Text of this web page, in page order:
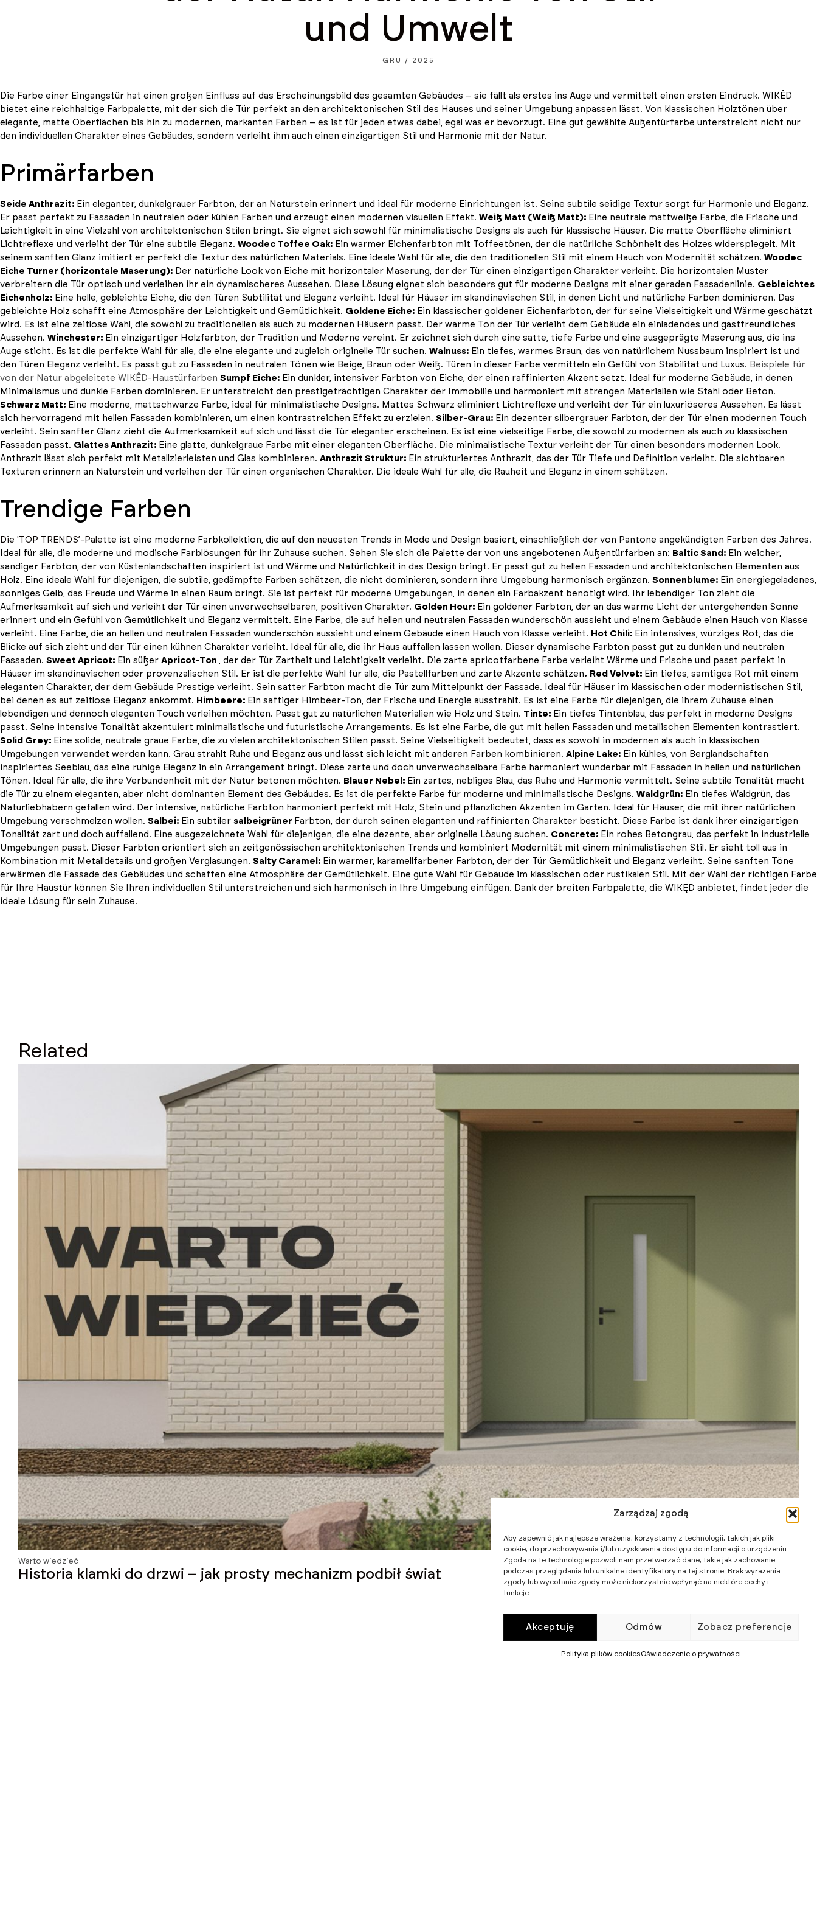
Zarządzaj zgodą
Aby zapewnić jak najlepsze wrażenia, korzystamy z technologii, takich jak pliki
cookie, do przechowywania i/lub uzyskiwania dostępu do informacji o urządzeniu.
Zgoda na te technologie pozwoli nam przetwarzać dane, takie jak zachowanie
podczas przeglądania lub unikalne identyfikatory na tej stronie. Brak wyrażenia
zgody lub wycofanie zgody może niekorzystnie wpłynąć na niektóre cechy i
funkcje.
Akceptuję Odmów Zobacz preferencje
Polityka plików cookiesOświadczenie o prywatności
und Umwelt
GRU / 2025
Die Farbe einer Eingangstür hat einen großen Einfluss auf das Erscheinungsbild des gesamten Gebäudes – sie fällt als erstes ins Auge und vermittelt einen ersten Eindruck. WIKÊD
bietet eine reichhaltige Farbpalette, mit der sich die Tür perfekt an den architektonischen Stil des Hauses und seiner Umgebung anpassen lässt. Von klassischen Holztönen über
elegante, matte Oberflächen bis hin zu modernen, markanten Farben – es ist für jeden etwas dabei, egal was er bevorzugt. Eine gut gewählte Außentürfarbe unterstreicht nicht nur
den individuellen Charakter eines Gebäudes, sondern verleiht ihm auch einen einzigartigen Stil und Harmonie mit der Natur.
Primärfarben
Seide Anthrazit: Ein eleganter, dunkelgrauer Farbton, der an Naturstein erinnert und ideal für moderne Einrichtungen ist. Seine subtile seidige Textur sorgt für Harmonie und Eleganz.
Er passt perfekt zu Fassaden in neutralen oder kühlen Farben und erzeugt einen modernen visuellen Effekt. Weiß Matt (Weiß Matt): Eine neutrale mattweiße Farbe, die Frische und
Leichtigkeit in eine Vielzahl von architektonischen Stilen bringt. Sie eignet sich sowohl für minimalistische Designs als auch für klassische Häuser. Die matte Oberfläche eliminiert
Lichtreflexe und verleiht der Tür eine subtile Eleganz. Woodec Toffee Oak: Ein warmer Eichenfarbton mit Toffeetönen, der die natürliche Schönheit des Holzes widerspiegelt. Mit
seinem sanften Glanz imitiert er perfekt die Textur des natürlichen Materials. Eine ideale Wahl für alle, die den traditionellen Stil mit einem Hauch von Modernität schätzen. Woodec
Eiche Turner (horizontale Maserung): Der natürliche Look von Eiche mit horizontaler Maserung, der der Tür einen einzigartigen Charakter verleiht. Die horizontalen Muster
verbreitern die Tür optisch und verleihen ihr ein dynamischeres Aussehen. Diese Lösung eignet sich besonders gut für moderne Designs mit einer geraden Fassadenlinie. Gebleichtes
Eichenholz: Eine helle, gebleichte Eiche, die den Türen Subtilität und Eleganz verleiht. Ideal für Häuser im skandinavischen Stil, in denen Licht und natürliche Farben dominieren. Das
gebleichte Holz schafft eine Atmosphäre der Leichtigkeit und Gemütlichkeit. Goldene Eiche: Ein klassischer goldener Eichenfarbton, der für seine Vielseitigkeit und Wärme geschätzt
wird. Es ist eine zeitlose Wahl, die sowohl zu traditionellen als auch zu modernen Häusern passt. Der warme Ton der Tür verleiht dem Gebäude ein einladendes und gastfreundliches
Aussehen. Winchester: Ein einzigartiger Holzfarbton, der Tradition und Moderne vereint. Er zeichnet sich durch eine satte, tiefe Farbe und eine ausgeprägte Maserung aus, die ins
Auge sticht. Es ist die perfekte Wahl für alle, die eine elegante und zugleich originelle Tür suchen. Walnuss: Ein tiefes, warmes Braun, das von natürlichem Nussbaum inspiriert ist und
den Türen Eleganz verleiht. Es passt gut zu Fassaden in neutralen Tönen wie Beige, Braun oder Weiß. Türen in dieser Farbe vermitteln ein Gefühl von Stabilität und Luxus. Beispiele für
von der Natur abgeleitete WIKÊD-Haustürfarben Sumpf Eiche: Ein dunkler, intensiver Farbton von Eiche, der einen raffinierten Akzent setzt. Ideal für moderne Gebäude, in denen
Minimalismus und dunkle Farben dominieren. Er unterstreicht den prestigeträchtigen Charakter der Immobilie und harmoniert mit strengen Materialien wie Stahl oder Beton.
Schwarz Matt: Eine moderne, mattschwarze Farbe, ideal für minimalistische Designs. Mattes Schwarz eliminiert Lichtreflexe und verleiht der Tür ein luxuriöseres Aussehen. Es lässt
sich hervorragend mit hellen Fassaden kombinieren, um einen kontrastreichen Effekt zu erzielen. Silber-Grau: Ein dezenter silbergrauer Farbton, der der Tür einen modernen Touch
verleiht. Sein sanfter Glanz zieht die Aufmerksamkeit auf sich und lässt die Tür eleganter erscheinen. Es ist eine vielseitige Farbe, die sowohl zu modernen als auch zu klassischen
Fassaden passt. Glattes Anthrazit: Eine glatte, dunkelgraue Farbe mit einer eleganten Oberfläche. Die minimalistische Textur verleiht der Tür einen besonders modernen Look.
Anthrazit lässt sich perfekt mit Metallzierleisten und Glas kombinieren. Anthrazit Struktur: Ein strukturiertes Anthrazit, das der Tür Tiefe und Definition verleiht. Die sichtbaren
Texturen erinnern an Naturstein und verleihen der Tür einen organischen Charakter. Die ideale Wahl für alle, die Rauheit und Eleganz in einem schätzen.
Trendige Farben
Die 'TOP TRENDS’-Palette ist eine moderne Farbkollektion, die auf den neuesten Trends in Mode und Design basiert, einschließlich der von Pantone angekündigten Farben des Jahres.
Ideal für alle, die moderne und modische Farblösungen für ihr Zuhause suchen. Sehen Sie sich die Palette der von uns angebotenen Außentürfarben an: Baltic Sand: Ein weicher,
sandiger Farbton, der von Küstenlandschaften inspiriert ist und Wärme und Natürlichkeit in das Design bringt. Er passt gut zu hellen Fassaden und architektonischen Elementen aus
Holz. Eine ideale Wahl für diejenigen, die subtile, gedämpfte Farben schätzen, die nicht dominieren, sondern ihre Umgebung harmonisch ergänzen. Sonnenblume: Ein energiegeladenes,
sonniges Gelb, das Freude und Wärme in einen Raum bringt. Sie ist perfekt für moderne Umgebungen, in denen ein Farbakzent benötigt wird. Ihr lebendiger Ton zieht die
Aufmerksamkeit auf sich und verleiht der Tür einen unverwechselbaren, positiven Charakter. Golden Hour: Ein goldener Farbton, der an das warme Licht der untergehenden Sonne
erinnert und ein Gefühl von Gemütlichkeit und Eleganz vermittelt. Eine Farbe, die auf hellen und neutralen Fassaden wunderschön aussieht und einem Gebäude einen Hauch von Klasse
verleiht. Eine Farbe, die an hellen und neutralen Fassaden wunderschön aussieht und einem Gebäude einen Hauch von Klasse verleiht. Hot Chili: Ein intensives, würziges Rot, das die
Blicke auf sich zieht und der Tür einen kühnen Charakter verleiht. Ideal für alle, die ihr Haus auffallen lassen wollen. Dieser dynamische Farbton passt gut zu dunklen und neutralen
Fassaden. Sweet Apricot: Ein süßer Apricot-Ton , der der Tür Zartheit und Leichtigkeit verleiht. Die zarte apricotfarbene Farbe verleiht Wärme und Frische und passt perfekt in
Häuser im skandinavischen oder provenzalischen Stil. Er ist die perfekte Wahl für alle, die Pastellfarben und zarte Akzente schätzen. Red Velvet: Ein tiefes, samtiges Rot mit einem
eleganten Charakter, der dem Gebäude Prestige verleiht. Sein satter Farbton macht die Tür zum Mittelpunkt der Fassade. Ideal für Häuser im klassischen oder modernistischen Stil,
bei denen es auf zeitlose Eleganz ankommt. Himbeere: Ein saftiger Himbeer-Ton, der Frische und Energie ausstrahlt. Es ist eine Farbe für diejenigen, die ihrem Zuhause einen
lebendigen und dennoch eleganten Touch verleihen möchten. Passt gut zu natürlichen Materialien wie Holz und Stein. Tinte: Ein tiefes Tintenblau, das perfekt in moderne Designs
passt. Seine intensive Tonalität akzentuiert minimalistische und futuristische Arrangements. Es ist eine Farbe, die gut mit hellen Fassaden und metallischen Elementen kontrastiert.
Solid Grey: Eine solide, neutrale graue Farbe, die zu vielen architektonischen Stilen passt. Seine Vielseitigkeit bedeutet, dass es sowohl in modernen als auch in klassischen
Umgebungen verwendet werden kann. Grau strahlt Ruhe und Eleganz aus und lässt sich leicht mit anderen Farben kombinieren. Alpine Lake: Ein kühles, von Berglandschaften
inspiriertes Seeblau, das eine ruhige Eleganz in ein Arrangement bringt. Diese zarte und doch unverwechselbare Farbe harmoniert wunderbar mit Fassaden in hellen und natürlichen
Tönen. Ideal für alle, die ihre Verbundenheit mit der Natur betonen möchten. Blauer Nebel: Ein zartes, nebliges Blau, das Ruhe und Harmonie vermittelt. Seine subtile Tonalität macht
die Tür zu einem eleganten, aber nicht dominanten Element des Gebäudes. Es ist die perfekte Farbe für moderne und minimalistische Designs. Waldgrün: Ein tiefes Waldgrün, das
Naturliebhabern gefallen wird. Der intensive, natürliche Farbton harmoniert perfekt mit Holz, Stein und pflanzlichen Akzenten im Garten. Ideal für Häuser, die mit ihrer natürlichen
Umgebung verschmelzen wollen. Salbei: Ein subtiler salbeigrüner Farbton, der durch seinen eleganten und raffinierten Charakter besticht. Diese Farbe ist dank ihrer einzigartigen
Tonalität zart und doch auffallend. Eine ausgezeichnete Wahl für diejenigen, die eine dezente, aber originelle Lösung suchen. Concrete: Ein rohes Betongrau, das perfekt in industrielle
Umgebungen passt. Dieser Farbton orientiert sich an zeitgenössischen architektonischen Trends und kombiniert Modernität mit einem minimalistischen Stil. Er sieht toll aus in
Kombination mit Metalldetails und großen Verglasungen. Salty Caramel: Ein warmer, karamellfarbener Farbton, der der Tür Gemütlichkeit und Eleganz verleiht. Seine sanften Töne
erwärmen die Fassade des Gebäudes und schaffen eine Atmosphäre der Gemütlichkeit. Eine gute Wahl für Gebäude im klassischen oder rustikalen Stil. Mit der Wahl der richtigen Farbe
für Ihre Haustür können Sie Ihren individuellen Stil unterstreichen und sich harmonisch in Ihre Umgebung einfügen. Dank der breiten Farbpalette, die WIKĘD anbietet, findet jeder die
ideale Lösung für sein Zuhause.
Related
Warto wiedzieć
Historia klamki do drzwi – jak prosty mechanizm podbił świat